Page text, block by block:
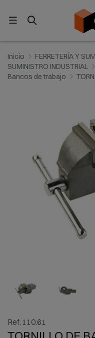
Inicio
FERRETERÍA Y
SUMINISTRO INDUSTRIAL
Bancos de trabajo
Ref: 110.61